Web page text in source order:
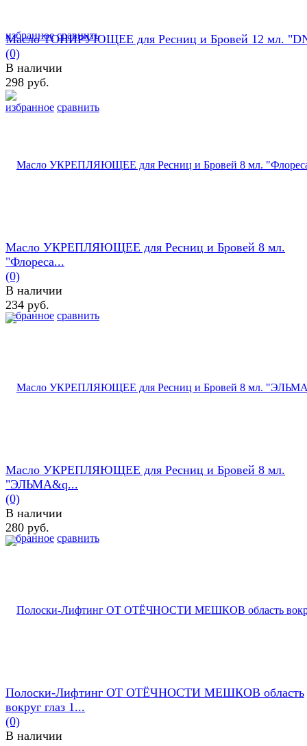
избранное сравнить
избранное сравнить
Масло ТОНИРУЮЩЕЕ для Ресниц и Бровей 12 мл.
(0)
В наличии
298 руб.
избранное сравнить
Масло УКРЕПЛЯЮЩЕЕ для Ресниц и Бровей 8 мл.
"Флореса...
(0)
В наличии
234 руб.
избранное сравнить
Масло УКРЕПЛЯЮЩЕЕ для Ресниц и Бровей 8 мл.
"ЭЛЬМА&q...
(0)
В наличии
280 руб.
Полоски-Лифтинг ОТ ОТЁЧНОСТИ МЕШКОВ область
вокруг глаз 1...
(0)
В наличии